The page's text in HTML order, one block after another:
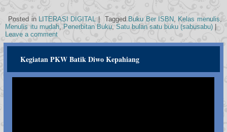
Posted in LITERASI DIGITAL Tagged Buku Ber ISBN Kelas menulis
Menulis itu mudah, Penerbitan Buku, Satu bulan satu buku (sabusabu)
Leave a comment
Kegiatan PKW Batik Diwo Kepahiang